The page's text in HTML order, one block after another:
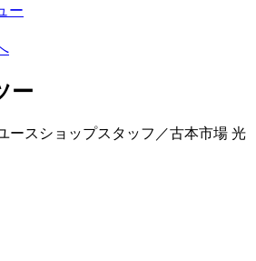
ー
ー
ースショップスタッフ／古本市場 光